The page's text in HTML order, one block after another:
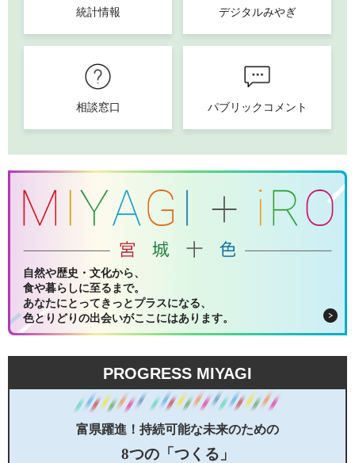
統計情報 デジタルみやぎ
相談窓口 パブリックコメント
自然や歴史・文化から、
食や暮らしに至るまで。
あなたにとってきっとプラスになる、
色とりどりの出会いがここにはあります。
PROGRESS MIYAGI
富県躍進！持続可能な未来のための
8つの「つくる」